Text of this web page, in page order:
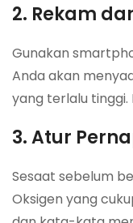
2. Rekam
Gunakan
Anda akan
yang terlalu tinggi.
3. Atur
Sesaat sebelum
Oksigen yang